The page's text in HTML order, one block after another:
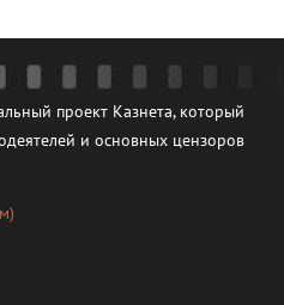
проект Казнета, который
и основных цензоров